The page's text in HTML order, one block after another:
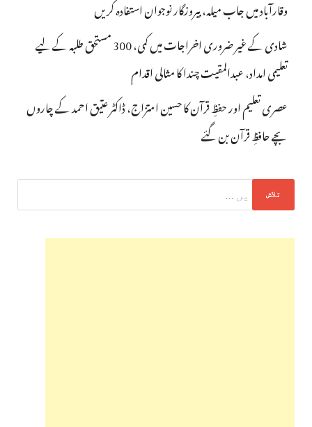
وقارآباد میں جاب میلہ، بیروزگار نوجوان استفادہ کریں
شادی کے غیر ضروری اخراجات میں کمی، 300 مستحق طلبہ کے لیے
تعلیمی امداد، عبدالمقیت چندا کا مثالی اقدام
عصری تعلیم اور حفظِ قرآن کا حسین امتزاج، ڈاکٹر عتیق احمد کے چاروں
بچے حافظِ قرآن بن گئے